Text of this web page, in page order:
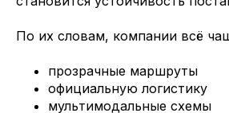
По их словам, компании всё
прозрачные маршруты
официальную логистику
мультимодальные схемы